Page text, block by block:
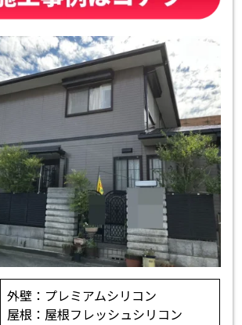
外壁：プレミアムシリコン
屋根：屋根フレッシュシリコン